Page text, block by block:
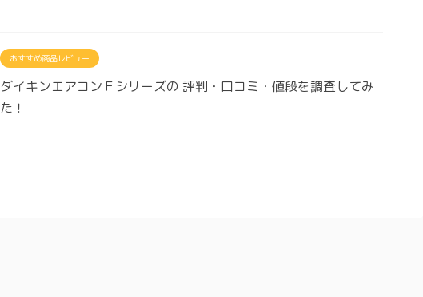
おすすめ商品レビュー
ダイキンエアコンＦシリーズの 評判・口コミ・値段を調査してみ
た！